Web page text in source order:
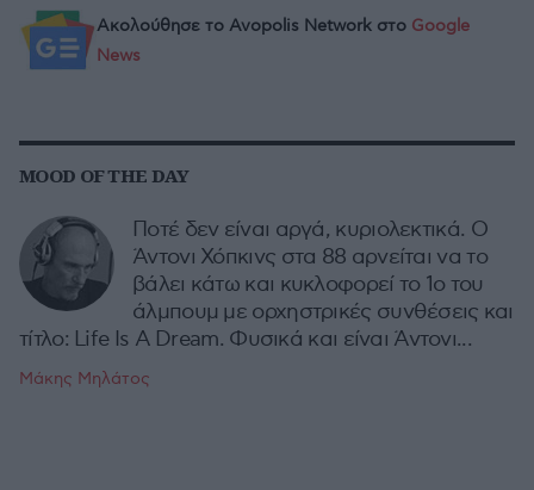
Ακολούθησε το Avopolis Network στο Google
News
MOOD OF THE DAY
Ποτέ δεν είναι αργά, κυριολεκτικά. Ο
Άντονι Χόπκινς στα 88 αρνείται να το
βάλει κάτω και κυκλοφορεί το 1ο του
άλμπουμ με ορχηστρικές συνθέσεις και
τίτλο: Life Is A Dream. Φυσικά και είναι Άντονι...
Μάκης Μηλάτος